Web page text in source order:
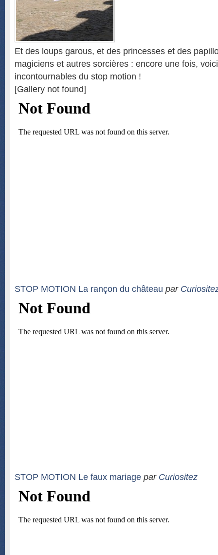
Et des loups garous, et des princesses et des
magiciens et autres sorcières : encore une fois,
incontournables du stop motion !
[Gallery not found]
STOP MOTION La rançon du château par
STOP MOTION Le faux mariage par Curiositez